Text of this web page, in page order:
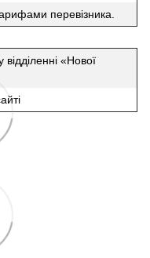
перевізника.
«Нової